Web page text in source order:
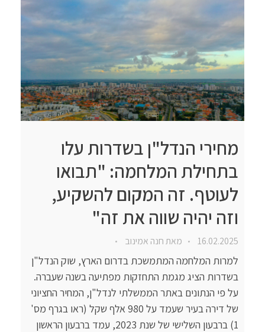
מחירי הנדל"ן בשדרות עלו
בתחילת המלחמה: "תבואו
לעוטף. זה המקום להשקיע,
וזה יהיה שווה את זה"
16.02.2025 מאתחנה אמינוב
למרות המלחמה המתמשכת בדרום הארץ, שוק הנדל"ן
בשדרות הציג מגמת התחזקות מפתיעה בשנה שעברה.
על פי הנתונים באתר הממשלתי לנדל"ן, המחיר החציוני
של דירה בעיר שעמד על 980 אלף שקל (ראו בגרף מס'
1) ברבעון השלישי של שנת 2023, עמד ברבעון הראשון